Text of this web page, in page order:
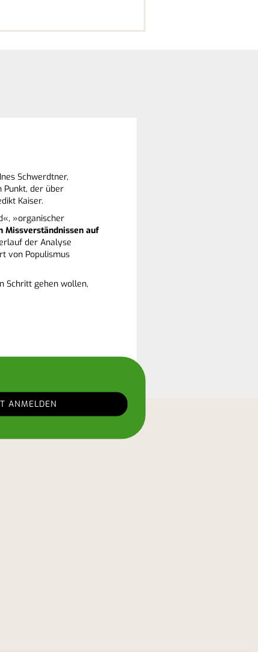
Schwerdtner,
Punkt, der über
Kaiser.
»organischer
auf
der Analyse
von Populismus
Schritt gehen wollen,